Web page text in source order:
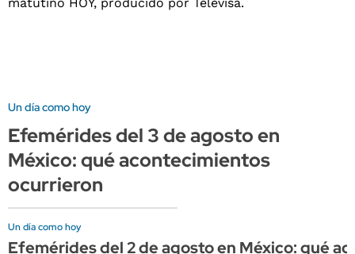
Un día como hoy
Efemérides del 3 de agosto en
México: qué acontecimientos
ocurrieron
Un día como hoy
Efemérides del 2 de agosto en México: qué